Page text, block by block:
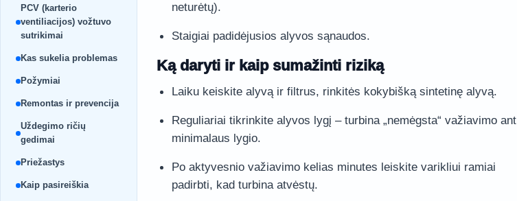
PCV (karterio
ventiliacijos) vožtuvo
sutrikimai
Kas sukelia problemas
Požymiai
Remontas ir prevencija
Uždegimo ričių
gedimai
Priežastys
Kaip pasireiškia
neturėtų).
Staigiai padidėjusios alyvos sąnaudos.
Ką daryti ir kaip sumažinti riziką
Laiku keiskite alyvą ir filtrus, rinkitės kokybišką sintetinę alyvą.
Reguliariai tikrinkite alyvos lygį – turbina „nemėgsta“ važiavimo ant
minimalaus lygio.
Po aktyvesnio važiavimo kelias minutes leiskite varikliui ramiai
padirbti, kad turbina atvėstų.